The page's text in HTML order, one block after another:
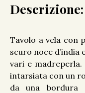
Descrizione:
Tavolo a vela con
scuro noce
vari e
intarsiata con un
da una